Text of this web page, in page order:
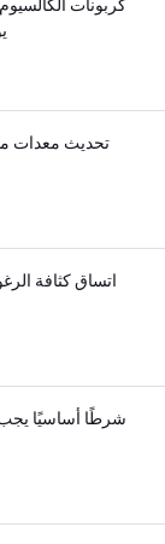
كربونات
تحديث معدات
اتساق كثافة